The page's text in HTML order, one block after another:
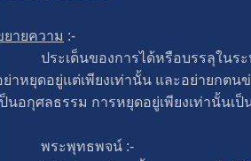
ยายความ :-
ประเด็นของการได้หรือบรรลุในระห
ย่าหยุดอยู่แต่เพียงเท่านั้น และอย่ายกต
ป็นอกุศลธรรม การหยุดอยู่เพียงเท่านั้นเ
พระพุทธพจน์ :-